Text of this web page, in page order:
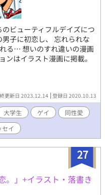
ビューティフルデイズにつ
子に初恋し、 忘れられな
る… 想いのすれ違いの漫画
ンはイラスト漫画に掲載。
更新日 2023.12.14 登録日 2020.10.13
大学生 ゲイ
同性愛
セイ
27
」+イラスト・落書き